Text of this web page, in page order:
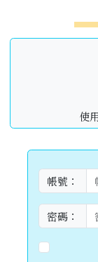
使
帳號：
密碼：